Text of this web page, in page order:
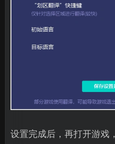
设置完成后，再打开游戏